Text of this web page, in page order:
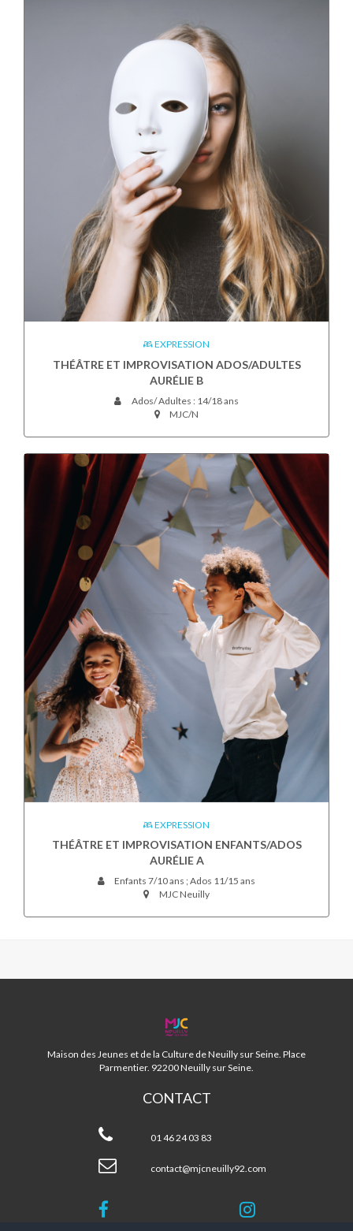
EXPRESSION
THÉÂTRE ET IMPROVISATION ADOS/ADULTES
AURÉLIE B
Ados/ Adultes : 14/18 ans
MJC/N
EXPRESSION
THÉÂTRE ET IMPROVISATION ENFANTS/ADOS
AURÉLIE A
Enfants 7/10 ans ; Ados 11/15 ans
MJC Neuilly
MJC
NEUILLY
92
Maison des Jeunes et de la Culture de Neuilly sur Seine. Place
Parmentier. 92200 Neuilly sur Seine.
CONTACT
Neuilly
01 46 24 03 83
contact@mjcneuilly92.com